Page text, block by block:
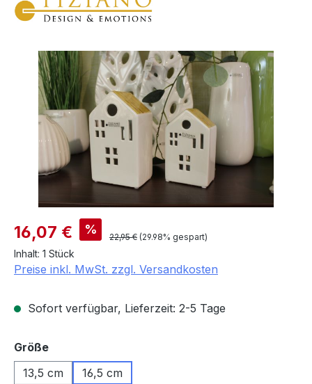
Bildergalerie überspringen
Verkaufspreis:
16,07 € % Regulärer Preis:
22,95 € (29.98% gespart)
Inhalt: 1 Stück
Preise inkl. MwSt. zzgl. Versandkosten
Sofort verfügbar, Lieferzeit: 2-5 Tage
Größeauswählen
13,5 cm
16,5 cm